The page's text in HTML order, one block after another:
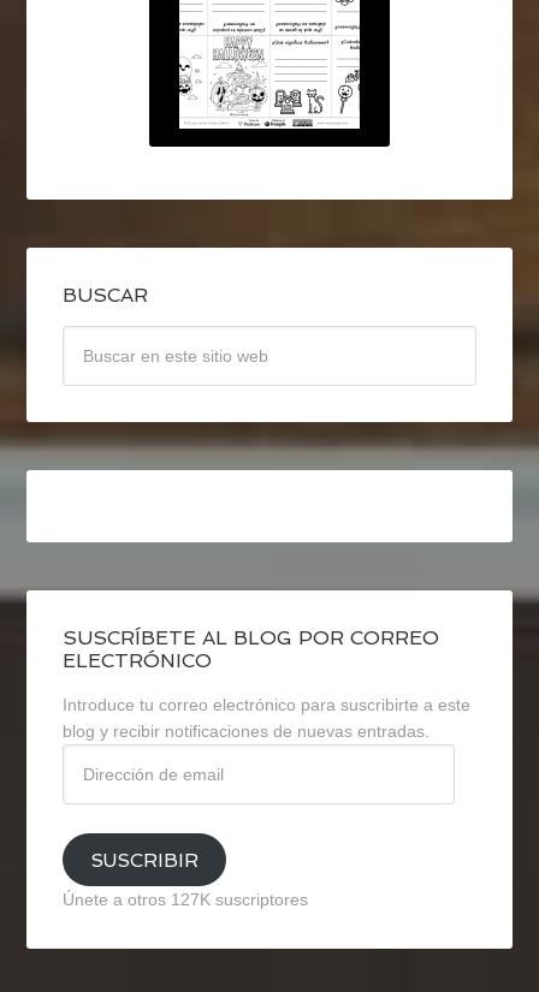
BUSCAR
SUSCRÍBETE AL BLOG POR CORREO
ELECTRÓNICO
Introduce tu correo electrónico para suscribirte a este
blog y recibir notificaciones de nuevas entradas.
email
SUSCRIBIR
Únete a otros 127K suscriptores